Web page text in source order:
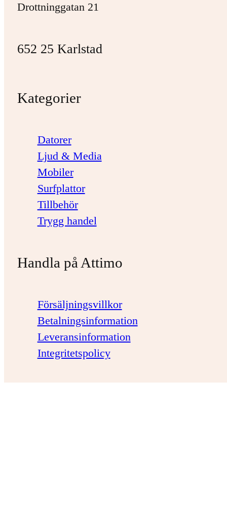
Drottninggatan 21
652 25 Karlstad
Kategorier
Datorer
Ljud & Media
Mobiler
Surfplattor
Tillbehör
Trygg handel
Handla på Attimo
Försäljningsvillkor
Betalningsinformation
Leveransinformation
Integritetspolicy